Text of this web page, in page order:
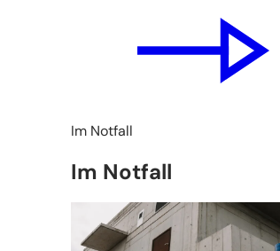
Im Notfall
Im Notfall